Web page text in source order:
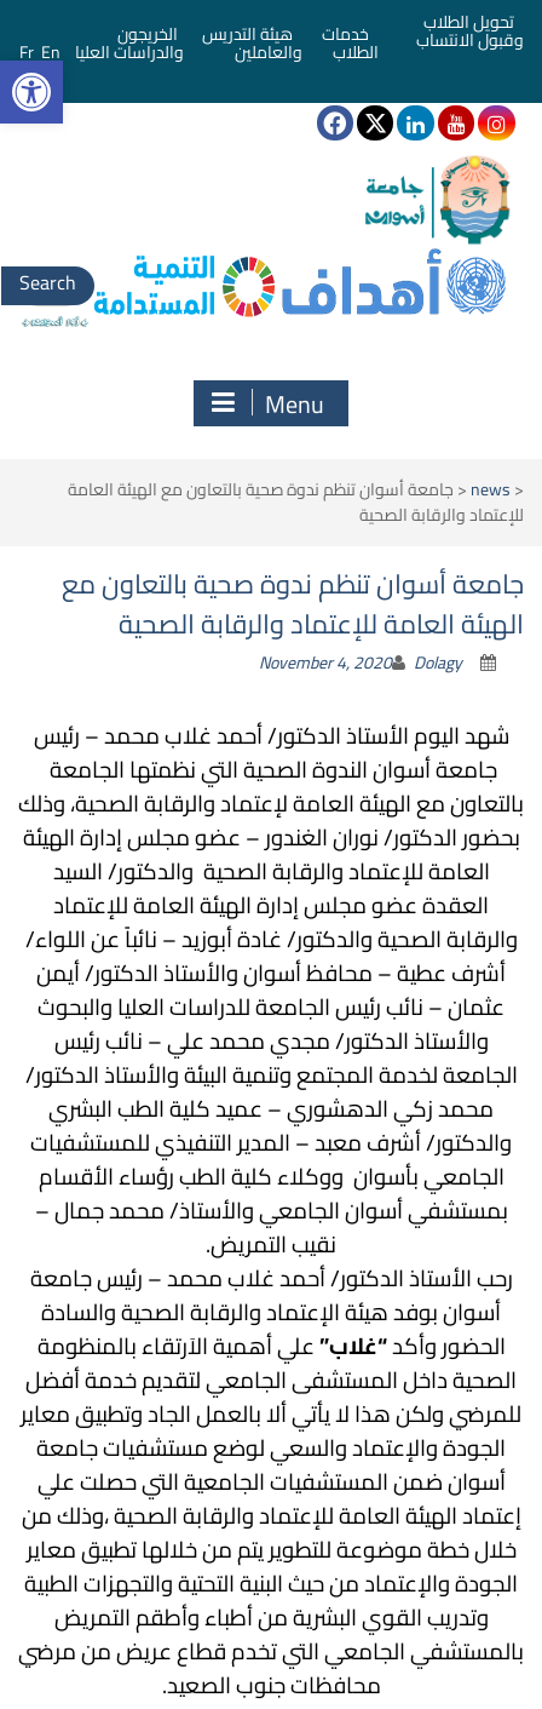
تحويل الطلاب
وقبول الانتساب خدمات
الطلاب
هيئة التدريس
والعاملين
الخريجون
والدراسات العليا En
Fr
Search
for:
Menu
<
news
<جامعة أسوان تنظم ندوة صحية بالتعاون مع الهيئة العامة
للإعتماد والرقابة الصحية
جامعة أسوان تنظم ندوة صحية بالتعاون مع
الهيئة العامة للإعتماد والرقابة الصحية
November 4, 2020 Dolagy
شهد اليوم الأستاذ الدكتور/ أحمد غلاب محمد – رئيس
جامعة أسوان الندوة الصحية التي نظمتها الجامعة
بالتعاون مع الهيئة العامة لإعتماد والرقابة الصحية، وذلك
بحضور الدكتور/ نوران الغندور – عضو مجلس إدارة الهيئة
العامة للإعتماد والرقابة الصحية والدكتور/ السيد
العقدة عضو مجلس إدارة الهيئة العامة للإعتماد
والرقابة الصحية والدكتور/ غادة أبوزيد – نائباً عن اللواء/
أشرف عطية – محافظ أسوانوالأستاذ الدكتور/ أيمن
عثمان – نائب رئيس الجامعة للدراسات العليا والبحوث
والأستاذ الدكتور/ مجدي محمد علي – نائب رئيس
الجامعة لخدمة المجتمع وتنمية البيئة والأستاذ الدكتور/
محمد زكي الدهشوري – عميد كلية الطب البشري
والدكتور/ أشرف معبد – المدير التنفيذي للمستشفيات
الجامعي بأسوان ووكلاء كلية الطب رؤساء الأقسام
بمستشفي أسوان الجامعي والأستاذ/ محمد جمال –
نقيب التمريض.
رحب الأستاذ الدكتور/ أحمد غلاب محمد – رئيس جامعة
أسوان بوفد هيئة الإعتماد والرقابة الصحية والسادة
الحضور وأكد“غلاب”علي أهمية الاَرتقاء بالمنظومة
الصحية داخل المستشفى الجامعي لتقديم خدمة أفضل
للمرضي ولكن هذا لا يأتي ألا بالعمل الجاد وتطبيق معاير
الجودة والإعتماد والسعي لوضع مستشفيات جامعة
أسوان ضمن المستشفيات الجامعية التي حصلت علي
إعتماد الهيئة العامة للإعتماد والرقابة الصحية ،وذلك من
خلال خطة موضوعة للتطوير يتم من خلالها تطبيق معاير
الجودة والإعتماد من حيث البنية التحتية والتجهزات الطبية
وتدريب القوي البشرية من أطباء وأطقم التمريض
بالمستشفي الجامعي التي تخدم قطاع عريض من مرضي
محافظات جنوب الصعيد.